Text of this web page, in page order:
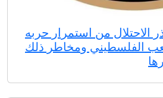
الاحتلال من استمرار حربه
الفلسطيني ومخاطر ذلك